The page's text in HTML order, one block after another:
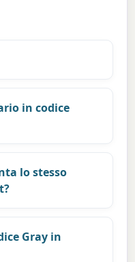
in codice
lo stesso
Gray in